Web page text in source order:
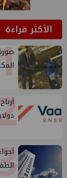
الأكثر قراءة